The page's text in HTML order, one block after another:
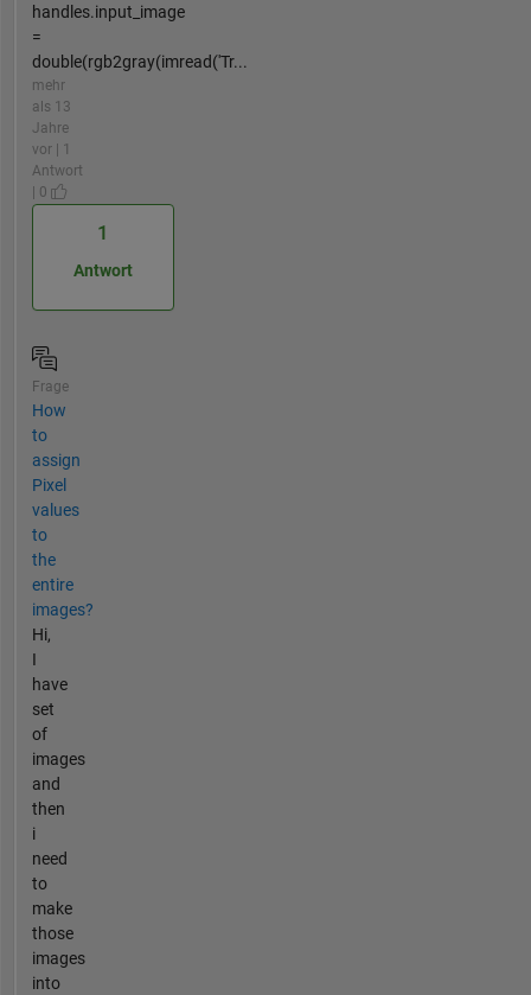
handles.input_image
=
double(rgb2gray(imread('Tr...
mehr
als 13
Jahre
vor | 1
Antwort
| 0
1
Antwort
Frage
How
to
assign
Pixel
values
to
the
entire
images?
Hi,
I
have
set
of
images
and
then
i
need
to
make
those
images
into